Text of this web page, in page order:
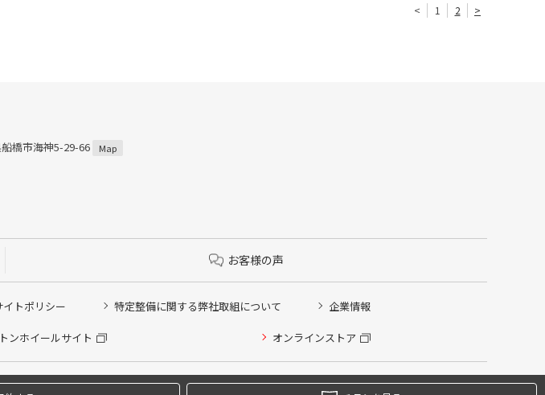
< 1 2 >
橋市海神5-29-66 Map
お客様の声
イトポリシー 特定整備に関する弊社取組について 企業情報
ンホイールサイト オンラインストア
Co.,Ltd. All rights Reserved.
選択ください